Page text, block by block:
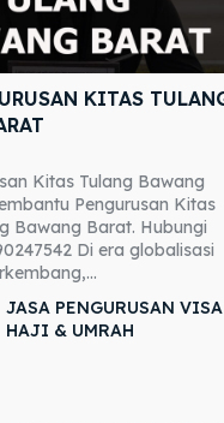
KITAS
Kitas Tulang Bawang
Pengurusan Kitas
Bawang Barat. Hubungi
Di era globalisasi
JASA PENGURUSAN VISA
HAJI & UMRAH